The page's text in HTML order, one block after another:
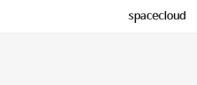
spacecloud